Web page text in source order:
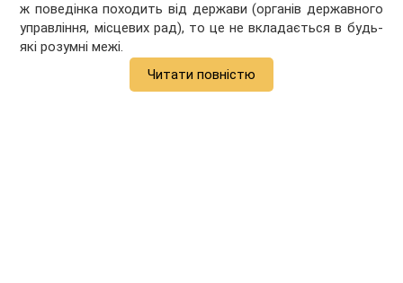
ж поведінка походить від держави (органів державного
управління, місцевих рад), то це не вкладається в будь-
які розумні межі.
Читати повністю